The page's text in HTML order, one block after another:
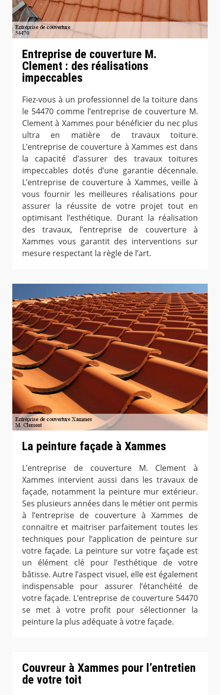
Entreprise de couverture M.
Clement : des réalisations
impeccables
Fiez-vous à un professionnel de la toiture dans
le 54470 comme l’entreprise de couverture M.
Clement à Xammes pour bénéficier du nec plus
ultra en matière de travaux toiture.
L’entreprise de couverture à Xammes est dans
la capacité d’assurer des travaux toitures
impeccables dotés d’une garantie décennale.
L’entreprise de couverture à Xammes, veille à
vous fournir les meilleures réalisations pour
assurer la réussite de votre projet tout en
optimisant l’esthétique. Durant la réalisation
des travaux, l’entreprise de couverture à
Xammes vous garantit des interventions sur
mesure respectant la règle de l’art.
La peinture façade à Xammes
L’entreprise de couverture M. Clement à
Xammes intervient aussi dans les travaux de
façade, notamment la peinture mur extérieur.
Ses plusieurs années dans le métier ont permis
à l’entreprise de couverture à Xammes de
connaitre et maitriser parfaitement toutes les
techniques pour l’application de peinture sur
votre façade. La peinture sur votre façade est
un élément clé pour l’esthétique de votre
bâtisse. Autre l’aspect visuel, elle est également
indispensable pour assurer l’étanchéité de
votre façade. L’entreprise de couverture 54470
se met à votre profit pour sélectionner la
peinture la plus adéquate à votre façade.
Couvreur à Xammes pour l’entretien
de votre toit